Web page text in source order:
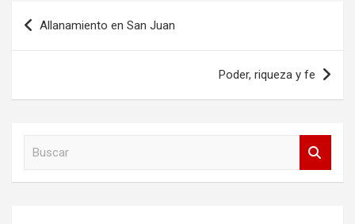
Navegación
de
Allanamiento en San Juan
Poder, riqueza y fe